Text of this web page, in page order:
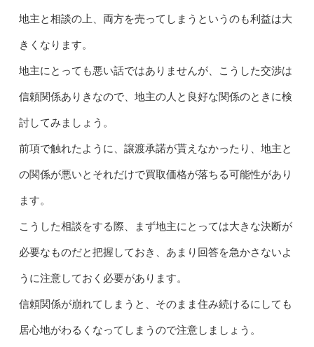
地主と相談の上、両方を売ってしまうというのも利益は大
きくなります。
地主にとっても悪い話ではありませんが、こうした交渉は
信頼関係ありきなので、地主の人と良好な関係のときに検
討してみましょう。
前項で触れたように、譲渡承諾が貰えなかったり、地主と
の関係が悪いとそれだけで買取価格が落ちる可能性があり
ます。
こうした相談をする際、まず地主にとっては大きな決断が
必要なものだと把握しておき、あまり回答を急かさないよ
うに注意しておく必要があります。
信頼関係が崩れてしまうと、そのまま住み続けるにしても
居心地がわるくなってしまうので注意しましょう。